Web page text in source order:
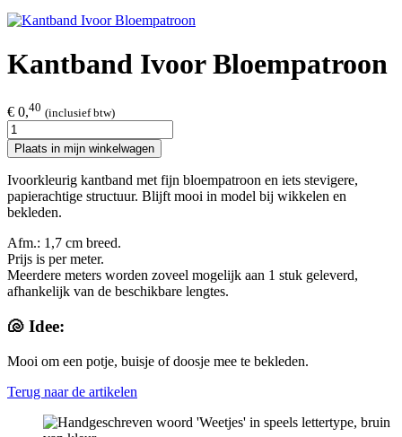
Kantband Ivoor Bloempatroon
€ 0,40 (inclusief btw)
Plaats in mijn winkelwagen
Ivoorkleurig kantband met fijn bloempatroon en iets stevigere,
papierachtige structuur. Blijft mooi in model bij wikkelen en
bekleden.
Afm.: 1,7 cm breed.​
Prijs is per meter.
Meerdere meters worden zoveel mogelijk aan 1 stuk geleverd,
afhankelijk van de beschikbare lengtes.
🐚 Idee:
Mooi om een potje, buisje of doosje mee te bekleden.
Terug naar de artikelen